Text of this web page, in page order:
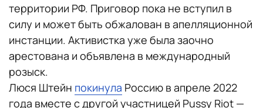
территории РФ. Приговор пока не вступил в
силу и может быть обжалован в апелляционной
инстанции. Активистка уже была заочно
арестована и объявлена в международный
розыск.
Люся Штейн покинула Россию в апреле 2022
года вместе с другой участницей Pussy Riot —